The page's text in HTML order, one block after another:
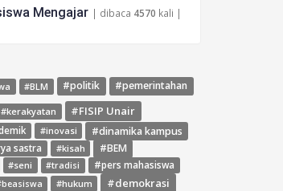
Mengajar | dibaca 4570 kali |
#BLM #politik #pemerintahan
#kerakyatan
#FISIP Unair
#inovasi #dinamika kampus
sastra #kisah #BEM
#seni #tradisi
#pers mahasiswa
#hukum #demokrasi